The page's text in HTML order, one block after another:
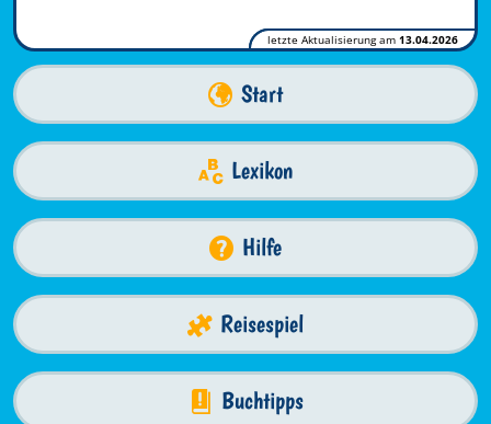
letzte Aktualisierung am 13.04.2026
Start
Lexikon
Hilfe
Reisespiel
Buchtipps